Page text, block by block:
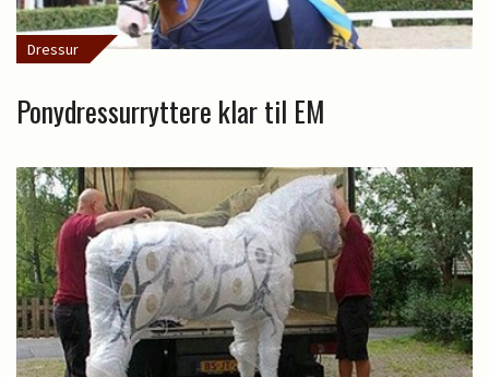
Dressur
Ponydressurryttere klar til EM